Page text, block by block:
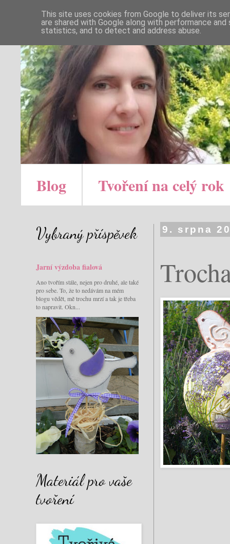
Blog Tvoření na celý rok
9. srpna
Vybraný příspěvek
Jarní výzdoba fialová
Ano tvořím stále, nejen pro druhé, ale také
pro sebe. To, že to nedávám na mém
blogu vědět, mě trochu mrzí a tak je třeba
to napravit. Okn...
Materiál pro vaše
tvoření
This site uses cookies from Google to deliver its
are shared with Google along with performance
statistics, and to detect and address abuse.